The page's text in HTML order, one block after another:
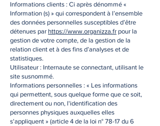
Informations clients : Ci après dénommé «
Information (s) » qui correspondent à l’ensemble
des données personnelles susceptibles d’être
détenues par https://www.organizza.fr pour la
gestion de votre compte, de la gestion de la
relation client et à des fins d’analyses et de
statistiques.
Utilisateur : Internaute se connectant, utilisant le
site susnommé.
Informations personnelles : « Les informations
qui permettent, sous quelque forme que ce soit,
directement ou non, l'identification des
personnes physiques auxquelles elles
s'appliquent » (article 4 de la loi n° 78-17 du 6